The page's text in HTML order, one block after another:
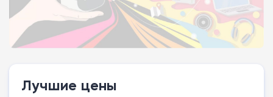
Лучшие цены